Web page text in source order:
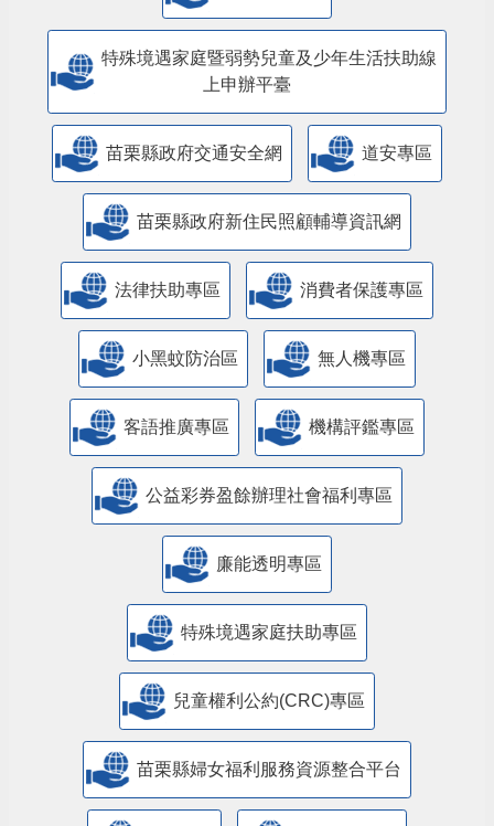
特殊境遇家庭暨弱勢兒童及少年生活扶助線
上申辦平臺
苗栗縣政府交通安全網 道安專區
苗栗縣政府新住民照顧輔導資訊網
法律扶助專區 消費者保護專區
小黑蚊防治區 無人機專區
客語推廣專區 機構評鑑專區
公益彩券盈餘辦理社會福利專區
廉能透明專區
特殊境遇家庭扶助專區
兒童權利公約(CRC)專區
苗栗縣婦女福利服務資源整合平台